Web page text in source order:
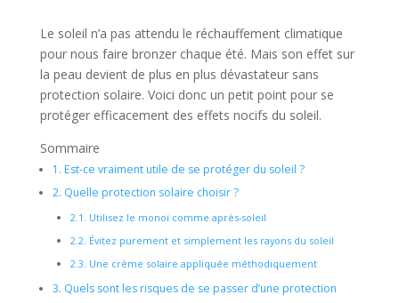
Le soleil n’a pas attendu le réchauffement climatique
pour nous faire bronzer chaque été. Mais son effet sur
la peau devient de plus en plus dévastateur sans
protection solaire. Voici donc un petit point pour se
protéger efficacement des effets nocifs du soleil.
Sommaire
1. Est-ce vraiment utile de se protéger du soleil ?
2. Quelle protection solaire choisir ?
2.1. Utilisez le monoï comme après-soleil
2.2. Évitez purement et simplement les rayons du soleil
2.3. Une crème solaire appliquée méthodiquement
3. Quels sont les risques de se passer d’une protection